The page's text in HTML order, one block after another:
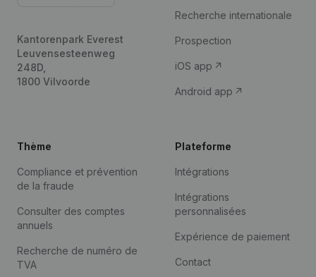
Kantorenpark Everest
Leuvensesteenweg
248D,
1800 Vilvoorde
Recherche internationale
Prospection
iOS app
Android app
Thème
Compliance et prévention
de la fraude
Consulter des comptes
annuels
Recherche de numéro de
TVA
Plateforme
Intégrations
Intégrations
personnalisées
Expérience de paiement
Contact